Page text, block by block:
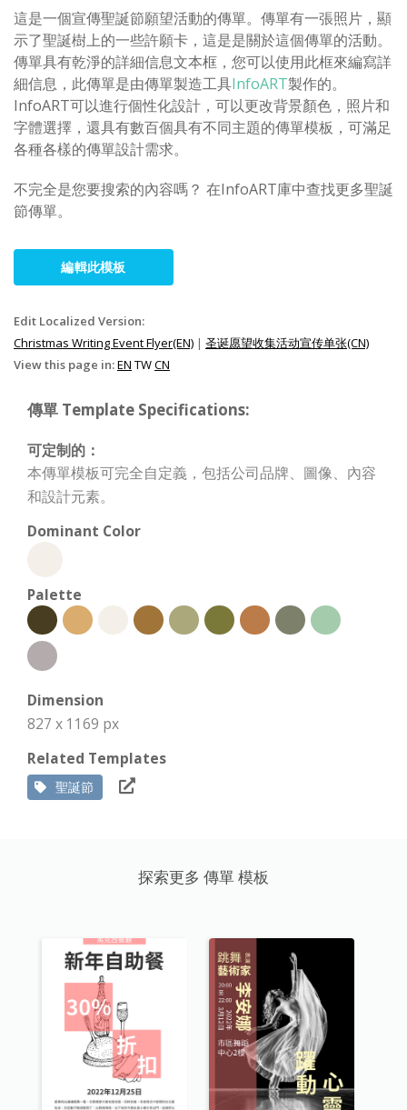
這是一個宣傳聖誕節願望活動的傳單。傳單有一張照片，顯
示了聖誕樹上的一些許願卡，這是是關於這個傳單的活動。
傳單具有乾淨的詳細信息文本框，您可以使用此框來編寫詳
細信息，此傳單是由傳單製造工具InfoART製作的。
InfoART可以進行個性化設計，可以更改背景顏色，照片和
字體選擇，還具有數百個具有不同主題的傳單模板，可滿足
各種各樣的傳單設計需求。
不完全是您要搜索的內容嗎？ 在InfoART庫中查找更多聖誕
節傳單。
編輯此模板
Edit Localized Version:
Christmas Writing Event Flyer(EN) | 圣诞愿望收集活动宣传单张(CN)
View this page in:EN TWCN
傳單 Template Specifications:
可定制的：
本傳單模板可完全自定義，包括公司品牌、圖像、內容
和設計元素。
Dominant Color
Palette
Dimension
827 x 1169 px
Related Templates
聖誕節
探索更多 傳單 模板